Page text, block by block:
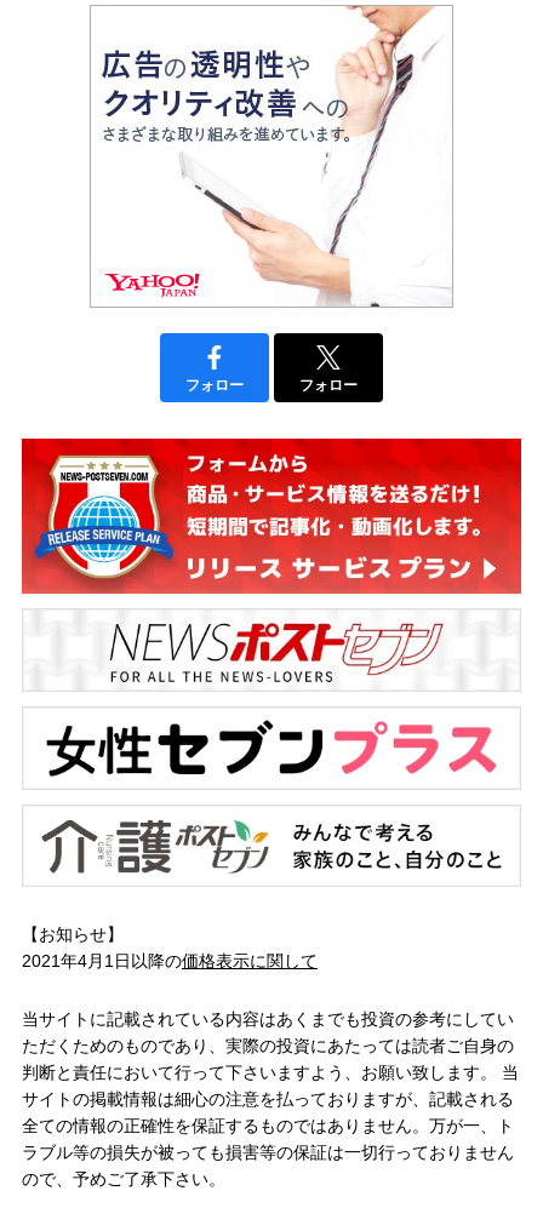
フォロー フォロー
【お知らせ】
2021年4月1日以降の価格表示に関して
当サイトに記載されている内容はあくまでも投資の参考にしてい
ただくためのものであり、実際の投資にあたっては読者ご自身の
判断と責任において行って下さいますよう、お願い致します。 当
サイトの掲載情報は細心の注意を払っておりますが、記載される
全ての情報の正確性を保証するものではありません。万が一、ト
ラブル等の損失が被っても損害等の保証は一切行っておりません
ので、予めご了承下さい。